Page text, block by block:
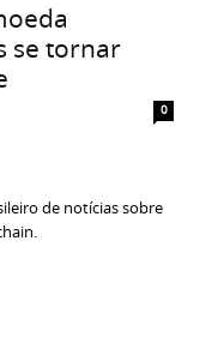
se tornar
0
de notícias sobre